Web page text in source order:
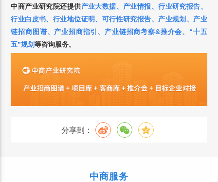
中商产业研究院还提供产业大数据、 产业情报、行业研究报告、
行业白皮书、 行业地位证明、 可行性研究报告、 产业规划 、 产业
链招商图谱、 产业招商指引 、 产业链招商考察&推介会、 “十五
五”规划等咨询服务。
分享到：
中商服务